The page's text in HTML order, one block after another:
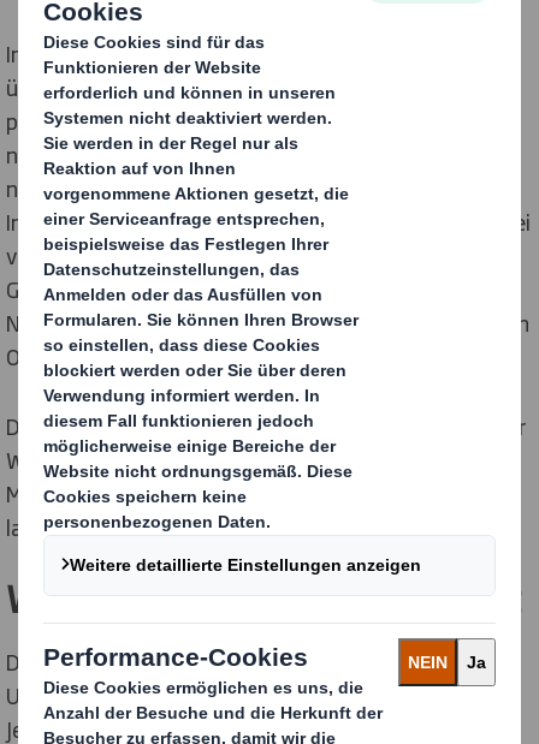
International Paper hat DS Smith im Jahr 2025
übernommen und damit zwei regional stark
positionierte Geschäftseinheiten im Bereich
nachhaltiger Verpackungslösungen geschaffen. Als
nächsten Meilenstein der Transformation hat
International Paper angekündigt, diese Struktur in zwei
voneinander unabhängige, börsennotierte
Gesellschaften aufzuspalten: eine mit Fokus auf
Nordamerika und eine mit Fokus auf Europa, den Nahen
Osten und Afrika (EMEA).
Dies wird beide Unternehmen in die Lage versetzen, ihr
Wachstum weiter zu beschleunigen, ihre jeweilige
Marktausrichtung zu schärfen und unsere Kunden
langfristig noch besser zu bedienen.
Was sich ändert – und was nicht
Durch die Aufspaltung entstehen zwei führende
Unternehmen für nachhaltige Verpackungslösungen.
Jedes wird über ein eigenes, klar fokussiertes